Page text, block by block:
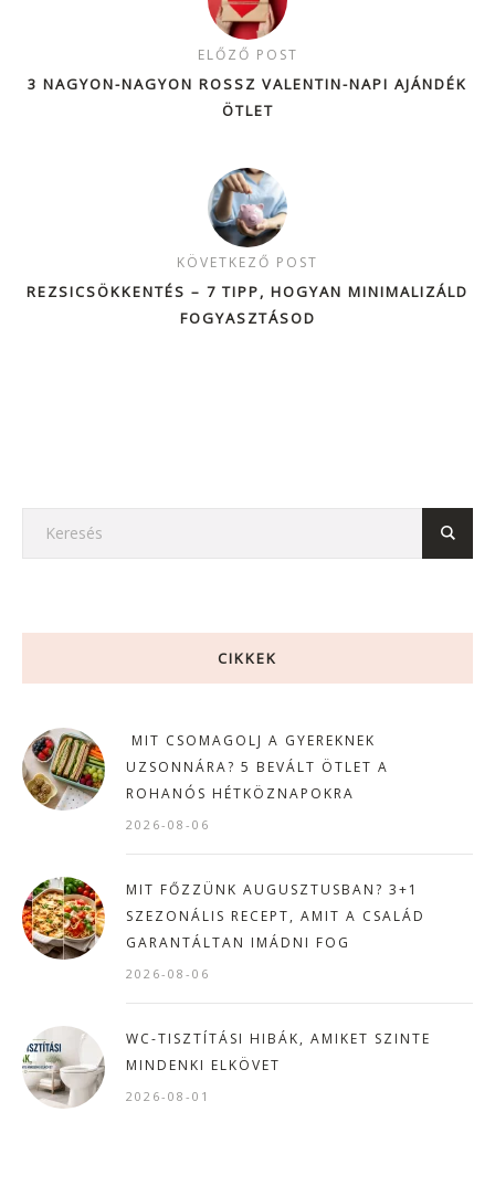
ELŐZŐ POST
3 NAGYON-NAGYON ROSSZ VALENTIN-NAPI AJÁNDÉK
ÖTLET
KÖVETKEZŐ POST
REZSICSÖKKENTÉS – 7 TIPP, HOGYAN MINIMALIZÁLD
FOGYASZTÁSOD
CIKKEK
MIT CSOMAGOLJ A GYEREKNEK
UZSONNÁRA? 5 BEVÁLT ÖTLET A
ROHANÓS HÉTKÖZNAPOKRA
2026-08-06
MIT FŐZZÜNK AUGUSZTUSBAN? 3+1
SZEZONÁLIS RECEPT, AMIT A CSALÁD
GARANTÁLTAN IMÁDNI FOG
2026-08-06
WC-TISZTÍTÁSI HIBÁK, AMIKET SZINTE
MINDENKI ELKÖVET
2026-08-01